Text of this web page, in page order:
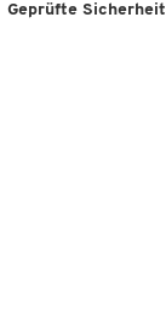
Geprüfte Sicherheit